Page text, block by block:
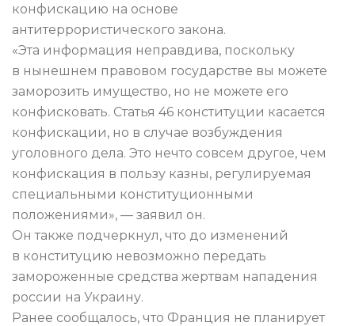
конфискацию на основе
антитеррористического закона.
«Эта информация неправдива, поскольку
в нынешнем правовом государстве вы можете
заморозить имущество, но не можете его
конфисковать. Статья 46 конституции касается
конфискации, но в случае возбуждения
уголовного дела. Это нечто совсем другое, чем
конфискация в пользу казны, регулируемая
специальными конституционными
положениями», — заявил он.
Он также подчеркнул, что до изменений
в конституцию невозможно передать
замороженные средства жертвам нападения
россии на Украину.
Ранее сообщалось, что Франция не планирует